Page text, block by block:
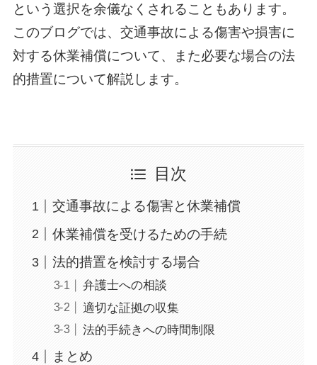
という選択を余儀なくされることもあります。
このブログでは、交通事故による傷害や損害に
対する休業補償について、また必要な場合の法
的措置について解説します。
目次
交通事故による傷害と休業補償
休業補償を受けるための手続
法的措置を検討する場合
弁護士への相談
適切な証拠の収集
法的手続きへの時間制限
まとめ